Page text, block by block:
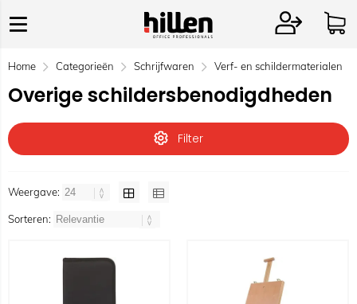
Home Categorieën Schrijfwaren Verf- en schildermaterialen
Overige schildersbenodigdheden
Filter
Weergave:
Sorteren: